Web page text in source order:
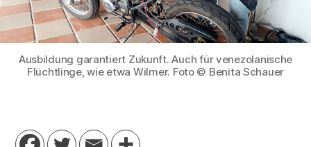
Ausbildung garantiert Zukunft. Auch für venezolanische
Flüchtlinge, wie etwa Wilmer. Foto © Benita Schauer